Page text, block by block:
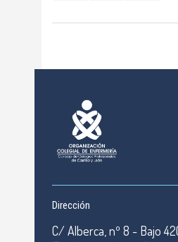
Dirección
C/ Alberca, nº 8 - Bajo